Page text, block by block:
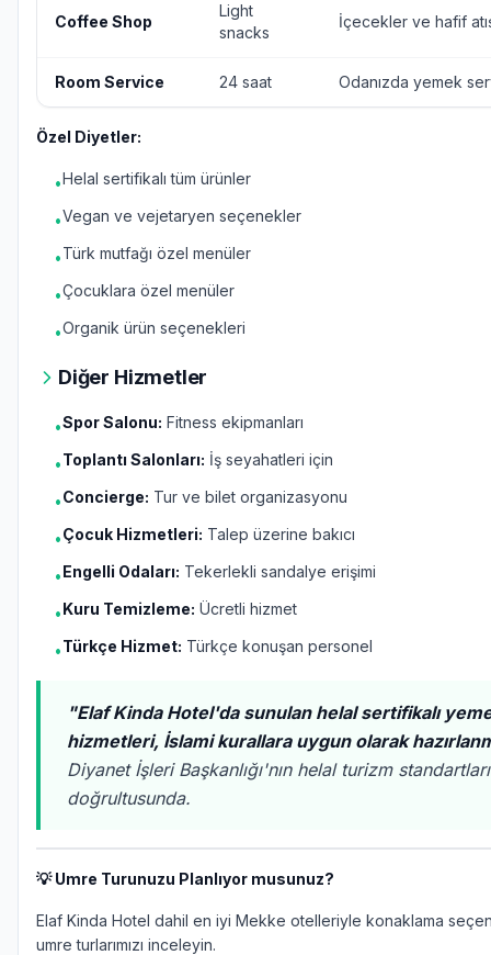
Coffee Shop
Light
snacks
İçecekler ve hafif
Room Service 24 saat Odanızda yemek
Özel Diyetler:
•Helal sertifikalı tüm ürünler
•Vegan ve vejetaryen seçenekler
•Türk mutfağı özel menüler
•Çocuklara özel menüler
•Organik ürün seçenekleri
Diğer Hizmetler
•Spor Salonu: Fitness ekipmanları
•Toplantı Salonları: İş seyahatleri için
•Concierge: Tur ve bilet organizasyonu
•Çocuk Hizmetleri: Talep üzerine bakıcı
•Engelli Odaları: Tekerlekli sandalye erişimi
•Kuru Temizleme: Ücretli hizmet
•Türkçe Hizmet: Türkçe konuşan personel
"Elaf Kinda Hotel'da sunulan helal sertifikalı
hizmetleri, İslami kurallara uygun olarak
Diyanet İşleri Başkanlığı'nın helal turizm standartları
doğrultusunda.
💡 Umre Turunuzu Planlıyor musunuz?
Elaf Kinda Hotel dahil en iyi Mekke otelleriyle konaklama
umre turlarımızı inceleyin.